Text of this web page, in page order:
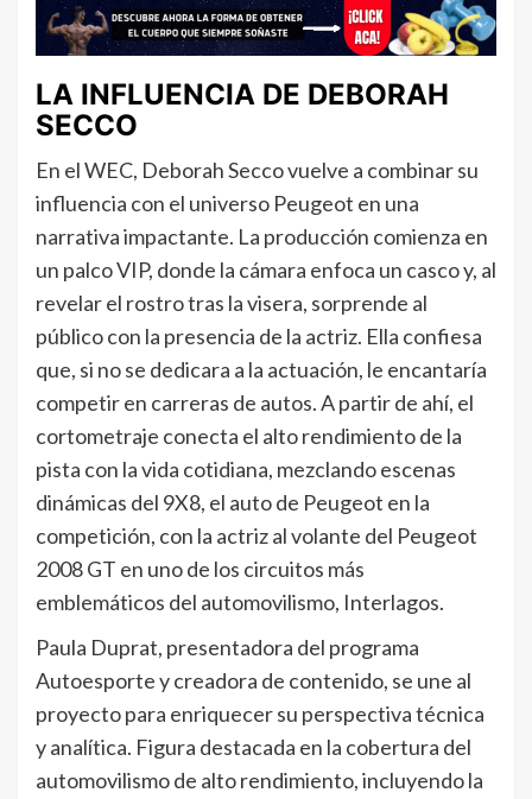
LA INFLUENCIA DE DEBORAH
SECCO
En el WEC, Deborah Secco vuelve a combinar su
influencia con el universo Peugeot en una
narrativa impactante. La producción comienza en
un palco VIP, donde la cámara enfoca un casco y, al
revelar el rostro tras la visera, sorprende al
público con la presencia de la actriz. Ella confiesa
que, si no se dedicara a la actuación, le encantaría
competir en carreras de autos. A partir de ahí, el
cortometraje conecta el alto rendimiento de la
pista con la vida cotidiana, mezclando escenas
dinámicas del 9X8, el auto de Peugeot en la
competición, con la actriz al volante del Peugeot
2008 GT en uno de los circuitos más
emblemáticos del automovilismo, Interlagos.
Paula Duprat, presentadora del programa
Autoesporte y creadora de contenido, se une al
proyecto para enriquecer su perspectiva técnica
y analítica. Figura destacada en la cobertura del
automovilismo de alto rendimiento, incluyendo la